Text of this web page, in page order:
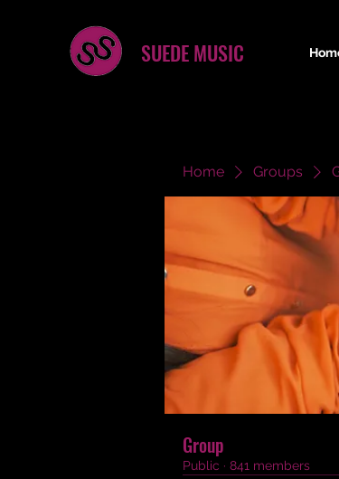
SUEDE MUSIC
Home Groups
Group
Public · 841 members